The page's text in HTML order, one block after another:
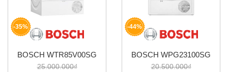
-35%
BOSCH WTR85V00SG
25.000.000₫
-44%
BOSCH WPG23100SG
20.500.000₫